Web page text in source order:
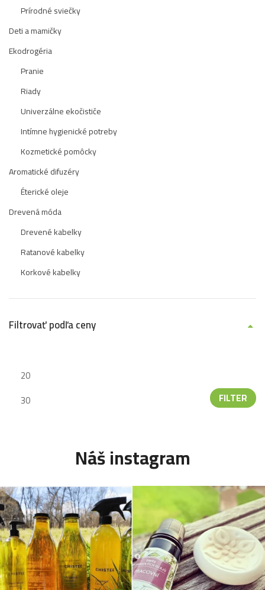
Prírodné sviečky
Deti a mamičky
Ekodrogéria
Pranie
Riady
Univerzálne ekočističe
Intímne hygienické potreby
Kozmetické pomôcky
Aromatické difuzéry
Éterické oleje
Drevená móda
Drevené kabelky
Ratanové kabelky
Korkové kabelky
Filtrovať podľa ceny
FILTER
Náš instagram